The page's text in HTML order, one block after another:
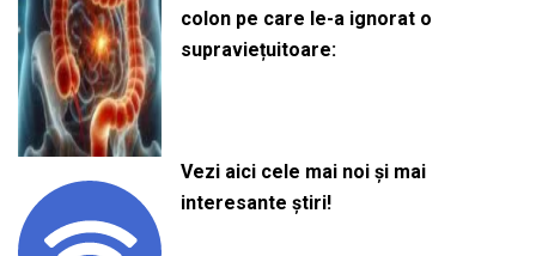
colon pe care le-a ignorat o
supraviețuitoare:
Vezi aici cele mai noi și mai
interesante știri!